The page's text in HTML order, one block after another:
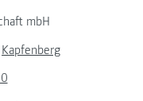
mbH
Kapfenberg